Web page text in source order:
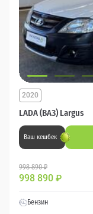
LADA (ВАЗ) Largus
2020
Ваш кешбек
998 890 ₽
998 890 ₽
Бензин